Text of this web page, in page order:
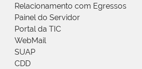
Relacionamento com Egressos
Painel do Servidor
Portal da TIC
WebMail
SUAP
CDD